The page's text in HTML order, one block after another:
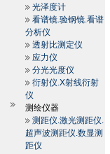
光泽度计
看谱镜.验钢镜.看谱
分析仪
透射比测定仪
应力仪
分光光度仪
衍射仪.X射线衍射
仪
测绘仪器
测距仪.激光测距仪.
超声波测距仪.数显测
距仪